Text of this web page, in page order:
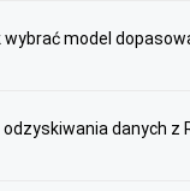
wybrać model
danych z